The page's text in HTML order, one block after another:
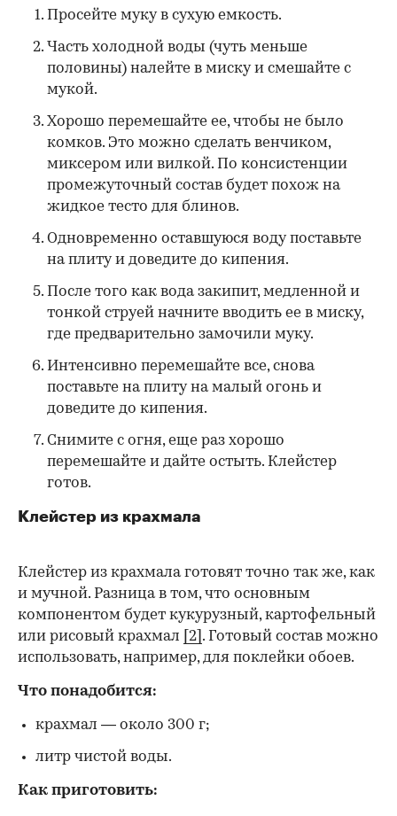
Просейте муку в сухую емкость.
Часть холодной воды (чуть меньше
половины) налейте в миску и смешайте с
мукой.
Хорошо перемешайте ее, чтобы не было
комков. Это можно сделать венчиком,
миксером или вилкой. По консистенции
промежуточный состав будет похож на
жидкое тесто для блинов.
Одновременно оставшуюся воду поставьте
на плиту и доведите до кипения.
После того как вода закипит, медленной и
тонкой струей начните вводить ее в миску,
где предварительно замочили муку.
Интенсивно перемешайте все, снова
поставьте на плиту на малый огонь и
доведите до кипения.
Снимите с огня, еще раз хорошо
перемешайте и дайте остыть. Клейстер
готов.
Клейстер из крахмала
Клейстер из крахмала готовят точно так же, как
и мучной. Разница в том, что основным
компонентом будет кукурузный, картофельный
или рисовый крахмал
[2] . Готовый состав можно
использовать, например, для поклейки обоев.
Что понадобится:
крахмал — около 300 г;
литр чистой воды.
Как приготовить: